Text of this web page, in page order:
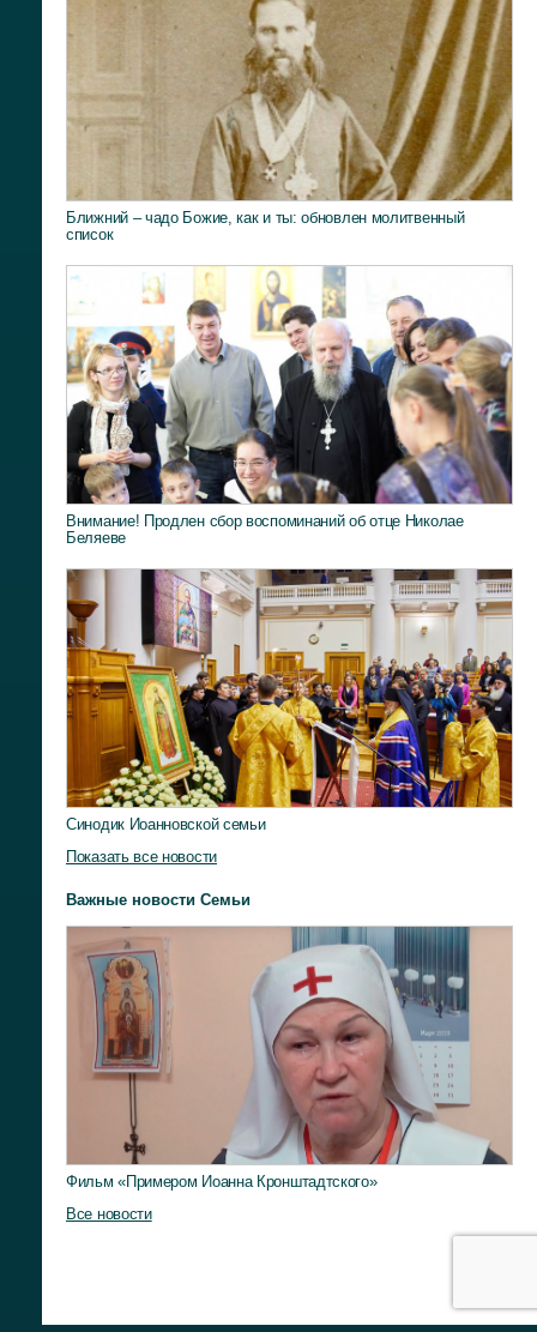
Ближний – чадо Божие, как и ты: обновлен молитвенный
список
Внимание! Продлен сбор воспоминаний об отце Николае
Беляеве
Синодик Иоанновской семьи
Показать все новости
Важные новости Семьи
Фильм «Примером Иоанна Кронштадтского»
Все новости